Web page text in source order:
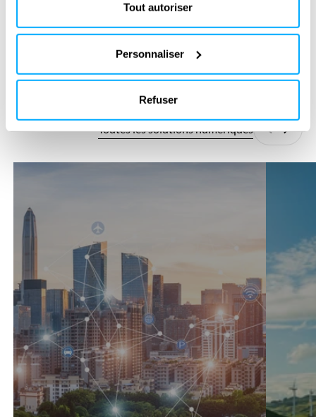
d'informations, veuillez consulter notre politique en
matière de cookies dans la section « À propos » et au
Tout autoriser
Personnaliser
Refuser
Réinventez votre impact
solutions digitales
Réinventez votre impact
solutions digitales
Toutes les solutions numériques
360°SCANS